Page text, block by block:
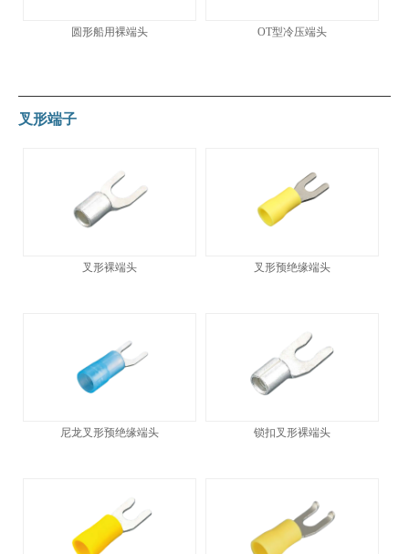
圆形船用裸端头 OT型冷压端头
叉形端子
叉形裸端头 叉形预绝缘端头
尼龙叉形预绝缘端头 锁扣叉形裸端头